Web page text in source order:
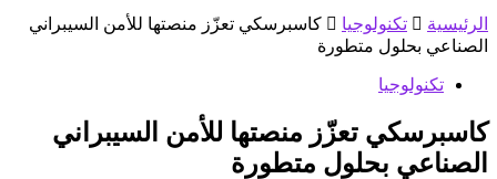
الرئيسية تكنولوجيا
كاسبرسكي تعزّز منصتها للأمن السيبراني
الصناعي بحلول متطورة
تكنولوجيا
كاسبرسكي تعزّز منصتها للأمن السيبراني
الصناعي بحلول متطورة